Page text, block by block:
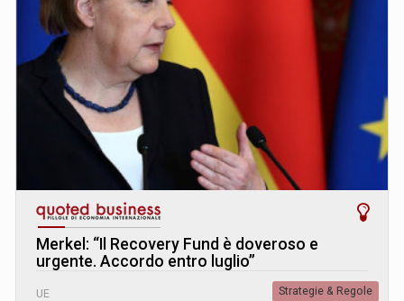
Merkel: “Il Recovery Fund è doveroso e
urgente. Accordo entro luglio”
UE Strategie & Regole